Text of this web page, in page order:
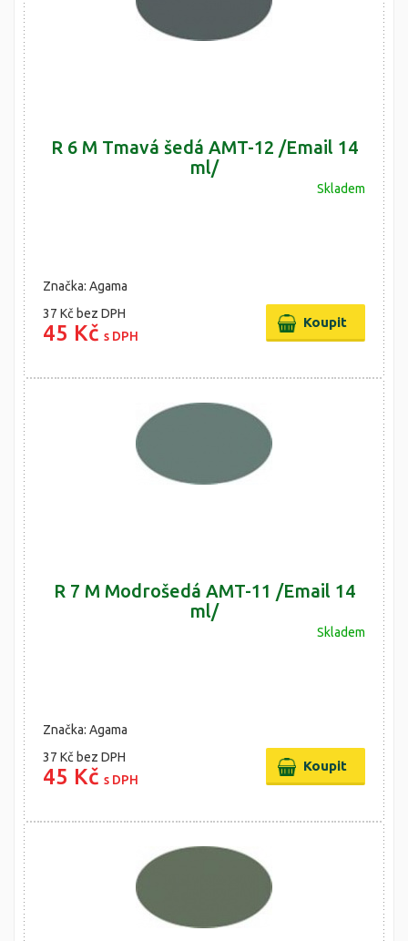
R 6 M Tmavá šedá AMT-12 /Email 14
ml/
Skladem
Značka: Agama
37 Kč bez DPH
45 Kč s DPH
R 7 M Modrošedá AMT-11 /Email 14
ml/
Skladem
Značka: Agama
37 Kč bez DPH
45 Kč s DPH